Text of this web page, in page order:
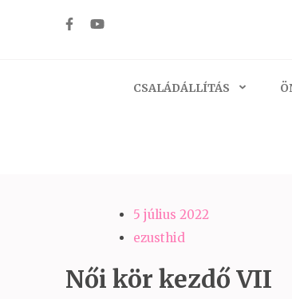
CSALÁDÁLLÍTÁS
5 július 2022
ezusthid
Női kör kezdő VII